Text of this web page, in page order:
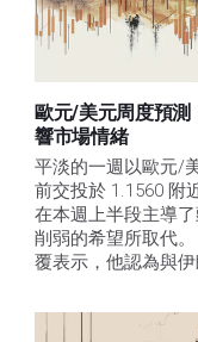
歐元/美元周度預測
響市場情緒
平淡的一週以歐元/
前交投於 1.1560 附
在本週上半段主導
削弱的希望所取代
覆表示，他認為與伊